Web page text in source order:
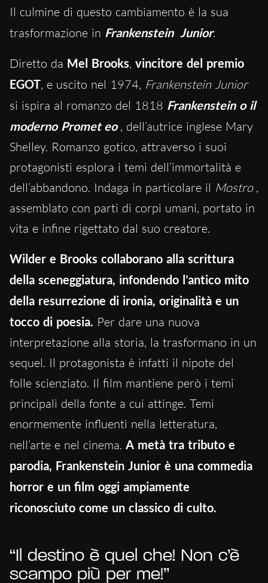
Il culmine di questo cambiamento è la sua
trasformazione in Frankenstein Junior.
Diretto da Mel Brooks, vincitore del premio
EGOT, e uscito nel 1974, Frankenstein Junior
si ispira al romanzo del 1818 Frankenstein o il
moderno Promet eo , dell’autrice inglese Mary
Shelley. Romanzo gotico, attraverso i suoi
protagonisti esplora i temi dell’immortalità e
dell’abbandono. Indaga in particolare il Mostro ,
assemblato con parti di corpi umani, portato in
vita e infine rigettato dal suo creatore.
Wilder e Brooks collaborano alla scrittura
della sceneggiatura, infondendo l’antico mito
della resurrezione di ironia, originalità e un
tocco di poesia. Per dare una nuova
interpretazione alla storia, la trasformano in un
sequel. Il protagonista è infatti il nipote del
folle scienziato. Il film mantiene però i temi
principali della fonte a cui attinge. Temi
enormemente influenti nella letteratura,
nell’arte e nel cinema. A metà tra tributo e
parodia, Frankenstein Junior è una commedia
horror e un film oggi ampiamente
riconosciuto come un classico di culto.
“Il destino è quel che! Non c’è
scampo più per me!”